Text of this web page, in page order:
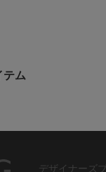
テム
デザイナーズ